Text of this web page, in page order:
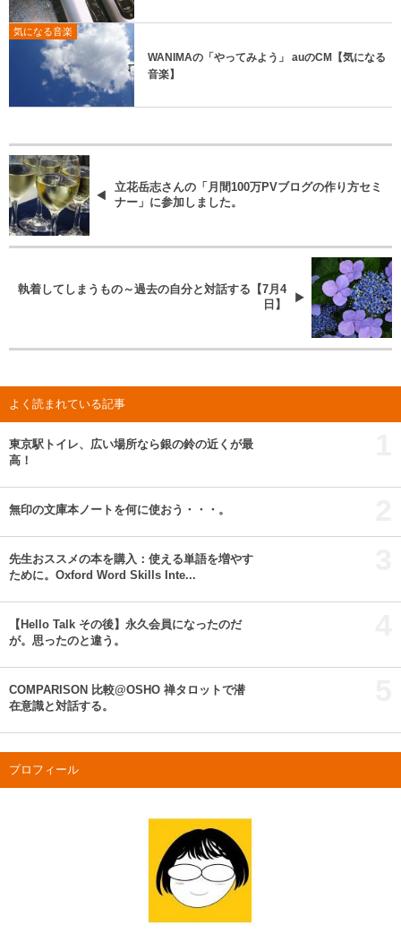
気になる音楽
WANIMAの「やってみよう」 auのCM【気になる
音楽】
立花岳志さんの「月間100万PVブログの作り方セミ
ナー」に参加しました。
執着してしまうもの～過去の自分と対話する【7月4
日】
よく読まれている記事
東京駅トイレ、広い場所なら銀の鈴の近くが最
高！
無印の文庫本ノートを何に使おう・・・。
先生おススメの本を購入：使える単語を増やす
ために。Oxford Word Skills Inte...
【Hello Talk その後】永久会員になったのだ
が。思ったのと違う。
COMPARISON 比較@OSHO 禅タロットで潜
在意識と対話する。
プロフィール